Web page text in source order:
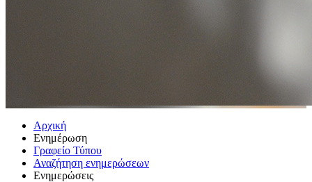
Αρχική
Ενημέρωση
Γραφείο Τύπου
Αναζήτηση ενημερώσεων
Ενημερώσεις